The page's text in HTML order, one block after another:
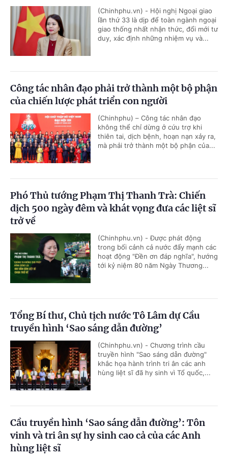
(Chinhphu.vn) - Hội nghị Ngoại giao
lần thứ 33 là dịp để toàn ngành ngoại
giao thống nhất nhận thức, đổi mới tư
duy, xác định những nhiệm vụ và...
Công tác nhân đạo phải trở thành một bộ phận
của chiến lược phát triển con người
(Chinhphu) – Công tác nhân đạo
không thể chỉ dừng ở cứu trợ khi
thiên tai, dịch bệnh, hoạn nạn xảy ra,
mà phải trở thành một bộ phận của...
Phó Thủ tướng Phạm Thị Thanh Trà: Chiến
dịch 500 ngày đêm và khát vọng đưa các liệt sĩ
trở về
(Chinhphu.vn) - Được phát động
trong bối cảnh cả nước đẩy mạnh các
hoạt động "Đền ơn đáp nghĩa", hướng
tới kỷ niệm 80 năm Ngày Thương...
Tổng Bí thư, Chủ tịch nước Tô Lâm dự Cầu
truyền hình ‘Sao sáng dẫn đường’
(Chinhphu.vn) - Chương trình cầu
truyền hình "Sao sáng dẫn đường"
khắc họa hành trình tri ân các anh
hùng liệt sĩ đã hy sinh vì Tổ quốc,...
Cầu truyền hình ‘Sao sáng dẫn đường’: Tôn
vinh và tri ân sự hy sinh cao cả của các Anh
hùng liệt sĩ